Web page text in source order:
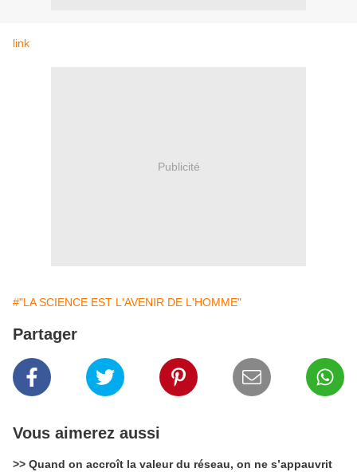
link
Publicité
#"LA SCIENCE EST L'AVENIR DE L'HOMME"
Partager
Vous aimerez aussi
>> Quand on accroît la valeur du réseau, on ne s’appauvrit